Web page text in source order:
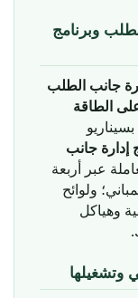
وبرنامج
جانب الطلب
الطاقة
إدارة جانب
عبر أربعة
ولوائح
وهياكل
وتشغيلها